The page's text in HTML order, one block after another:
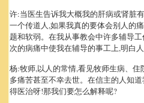
许:当医生告诉我大概我的肝病或肾脏
一个传道人,如果我真的要体会别人的
题和软弱。在我从事教会中许多辅导
次的病痛中使我在辅导的事工上,明白
杨:牧师,以人的常情,看见牧师生病、
多痛苦甚至不幸去世。在信主的人知
得医治呀!那我们要怎么解释呢?